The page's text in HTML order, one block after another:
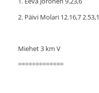
2. Päivi Molari 12.16,7 2.53,1
Miehet 3 km V
=============